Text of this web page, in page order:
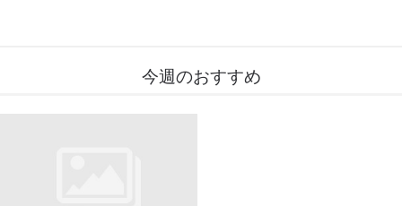
今週のおすすめ